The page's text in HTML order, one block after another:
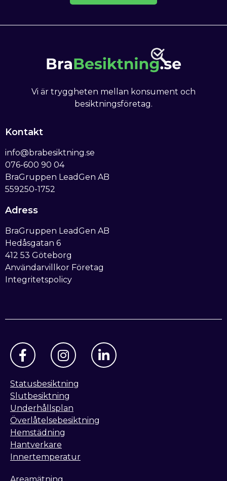
Adress
BraGruppen LeadGen AB
Hedåsgatan 6
412 53 Göteborg
Användarvillkor Företag
Integritetspolicy
Kontakt
info@brabesiktning.se
076-600 90 04
BraGruppen LeadGen AB
559250-1752
Vi är tryggheten mellan konsument och
besiktningsföretag.
Statusbesiktning
Slutbesiktning
Underhållsplan
Överlåtelsebesiktning
Hemstädning
Hantverkare
Innertemperatur